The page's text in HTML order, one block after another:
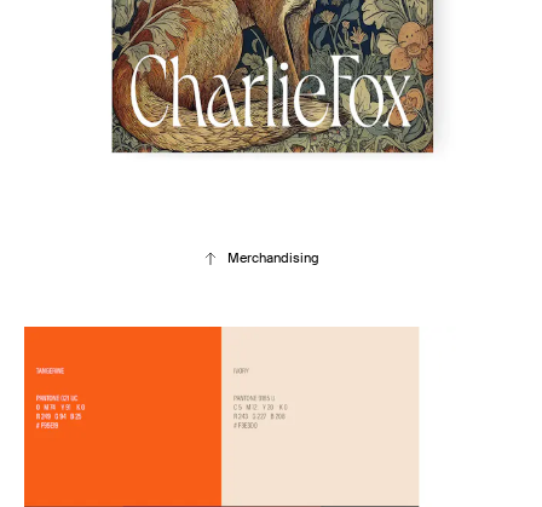
Merchandising